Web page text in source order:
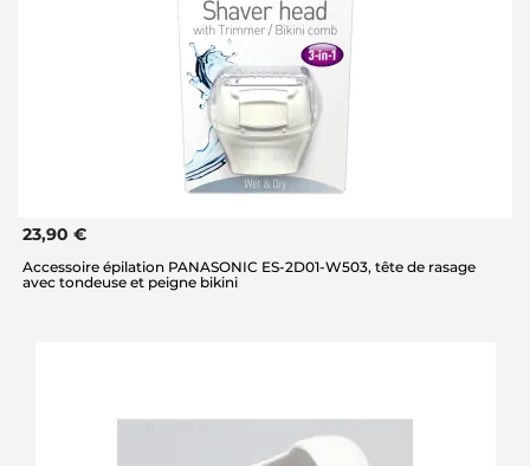
23,90 €
Accessoire épilation PANASONIC ES-2D01-W503, tête de rasage
avec tondeuse et peigne bikini